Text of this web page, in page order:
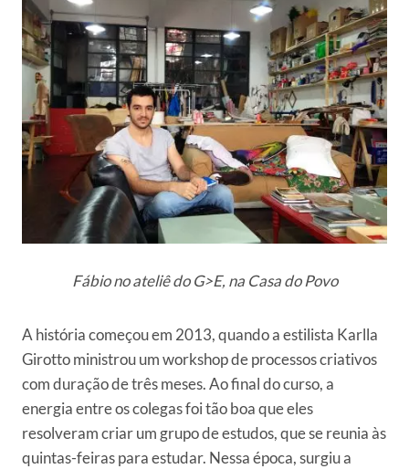
Fábio no ateliê do G>E, na Casa do Povo
A história começou em 2013, quando a estilista Karlla
Girotto ministrou um workshop de processos criativos
com duração de três meses. Ao final do curso, a
energia entre os colegas foi tão boa que eles
resolveram criar um grupo de estudos, que se reunia às
quintas-feiras para estudar. Nessa época, surgiu a